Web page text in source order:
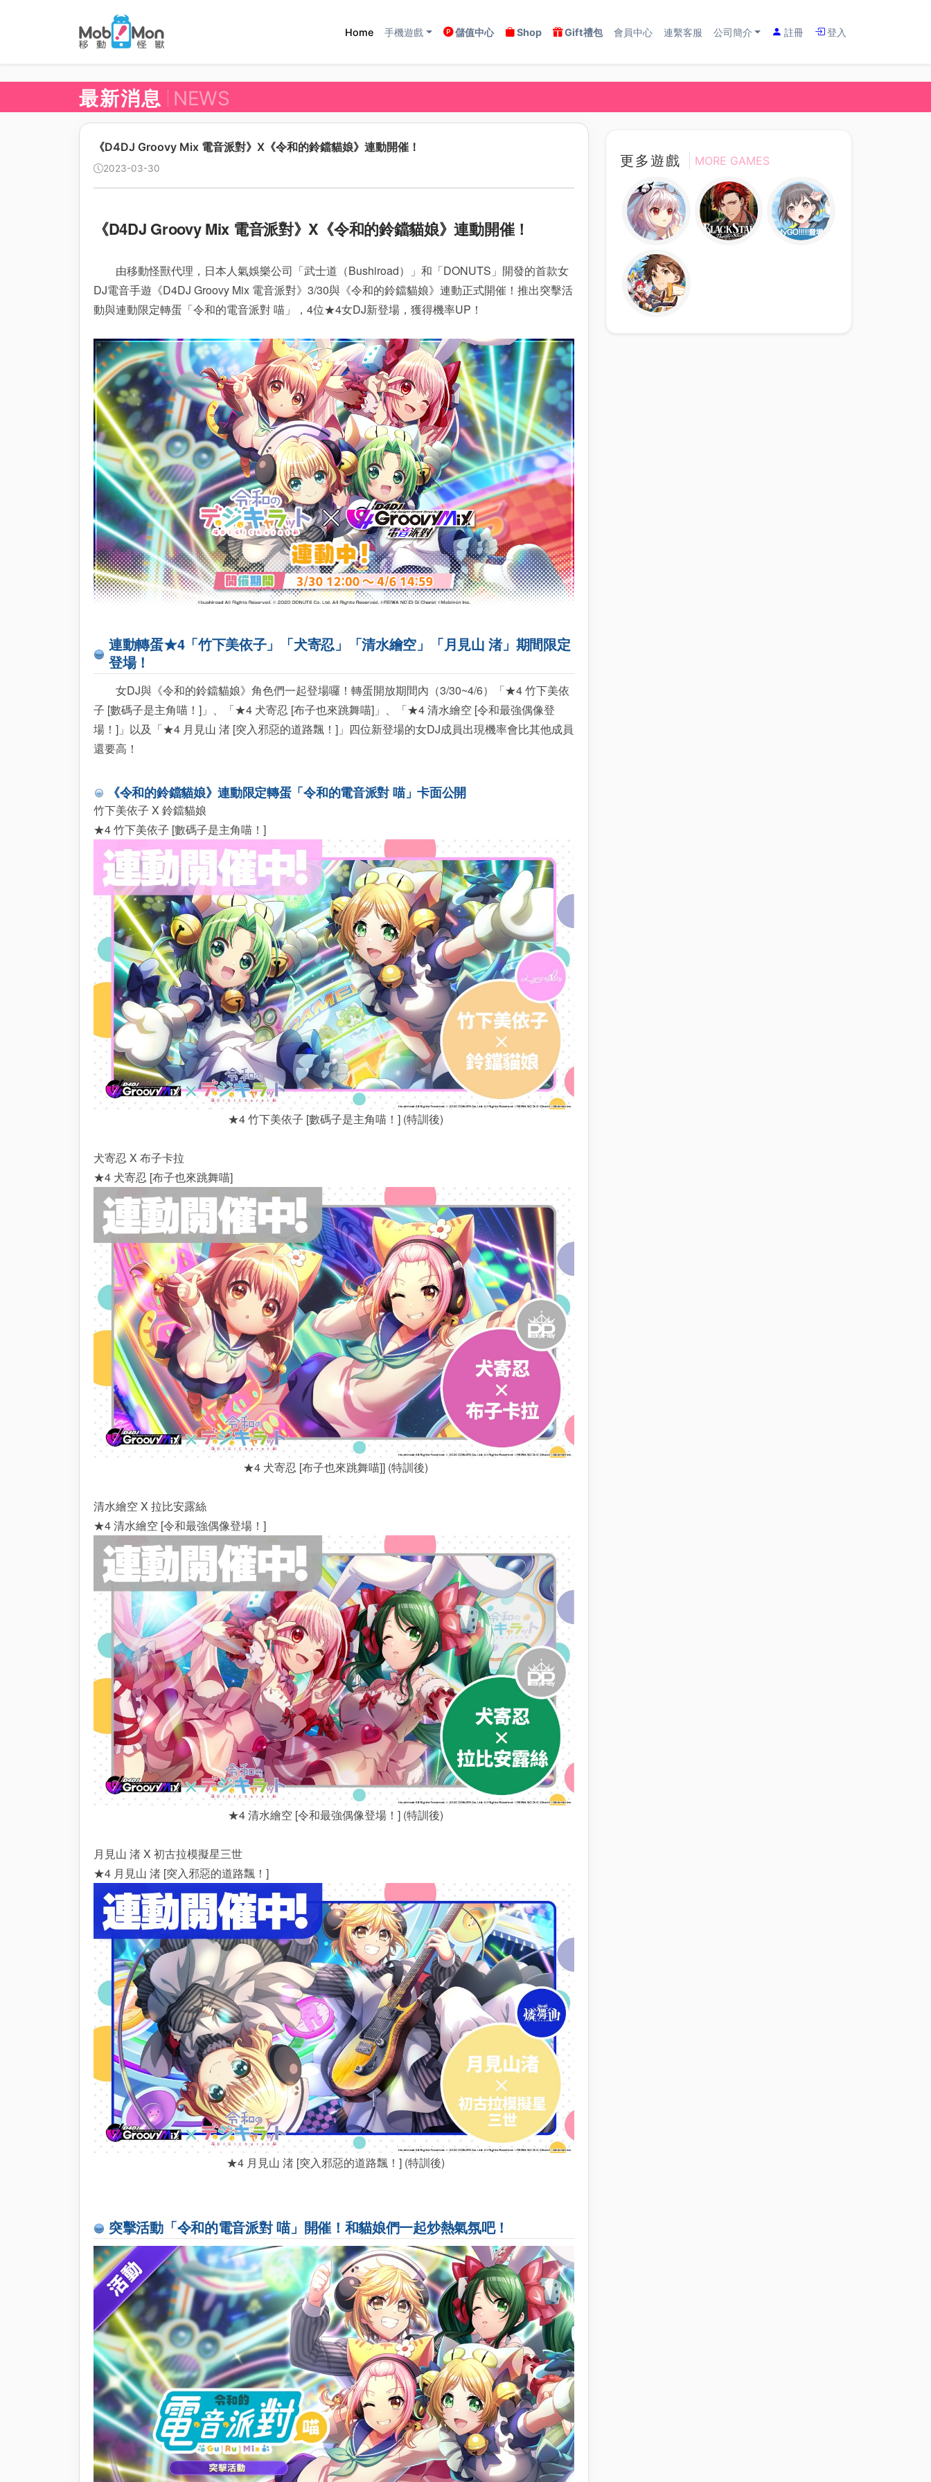
Home 手機遊戲 儲值中心 Shop Gift禮包 會員中心 連繫客服 公司簡介 註冊 登入
最新消息 NEWS
《D4DJ Groovy Mix 電音派對》X《令和的鈴鐺貓娘》連動開催！
2023-03-30
《D4DJ Groovy Mix 電音派對》X《令和的鈴鐺貓娘》連動開催！
由移動怪獸代理，日本人氣娛樂公司「武士道（Bushiroad）」和「DONUTS」開發的首款女
DJ電音手遊《D4DJ Groovy Mix 電音派對》3/30與《令和的鈴鐺貓娘》連動正式開催！推出突擊活
動與連動限定轉蛋「令和的電音派對 喵」，4位★4女DJ新登場，獲得機率UP！
連動轉蛋★4「竹下美依子」「犬寄忍」「清水繪空」「月見山 渚」期間限定
登場！
女DJ與《令和的鈴鐺貓娘》角色們一起登場囉！轉蛋開放期間內（3/30~4/6）「★4 竹下美依
子 [數碼子是主角喵！]」、「★4 犬寄忍 [布子也來跳舞喵]」、「★4 清水繪空 [令和最強偶像登
場！]」以及「★4 月見山 渚 [突入邪惡的道路飄！]」四位新登場的女DJ成員出現機率會比其他成員
還要高！
《令和的鈴鐺貓娘》連動限定轉蛋「令和的電音派對 喵」卡面公開
竹下美依子 X 鈴鐺貓娘
★4 竹下美依子 [數碼子是主角喵！]
★4 竹下美依子 [數碼子是主角喵！] (特訓後)
犬寄忍 X 布子卡拉
★4 犬寄忍 [布子也來跳舞喵]
★4 犬寄忍 [布子也來跳舞喵]] (特訓後)
清水繪空 X 拉比安露絲
★4 清水繪空 [令和最強偶像登場！]
★4 清水繪空 [令和最強偶像登場！] (特訓後)
月見山 渚 X 初古拉模擬星三世
★4 月見山 渚 [突入邪惡的道路飄！]
★4 月見山 渚 [突入邪惡的道路飄！] (特訓後)
突擊活動「令和的電音派對 喵」開催！和貓娘們一起炒熱氣氛吧！
更多遊戲 MORE GAMES